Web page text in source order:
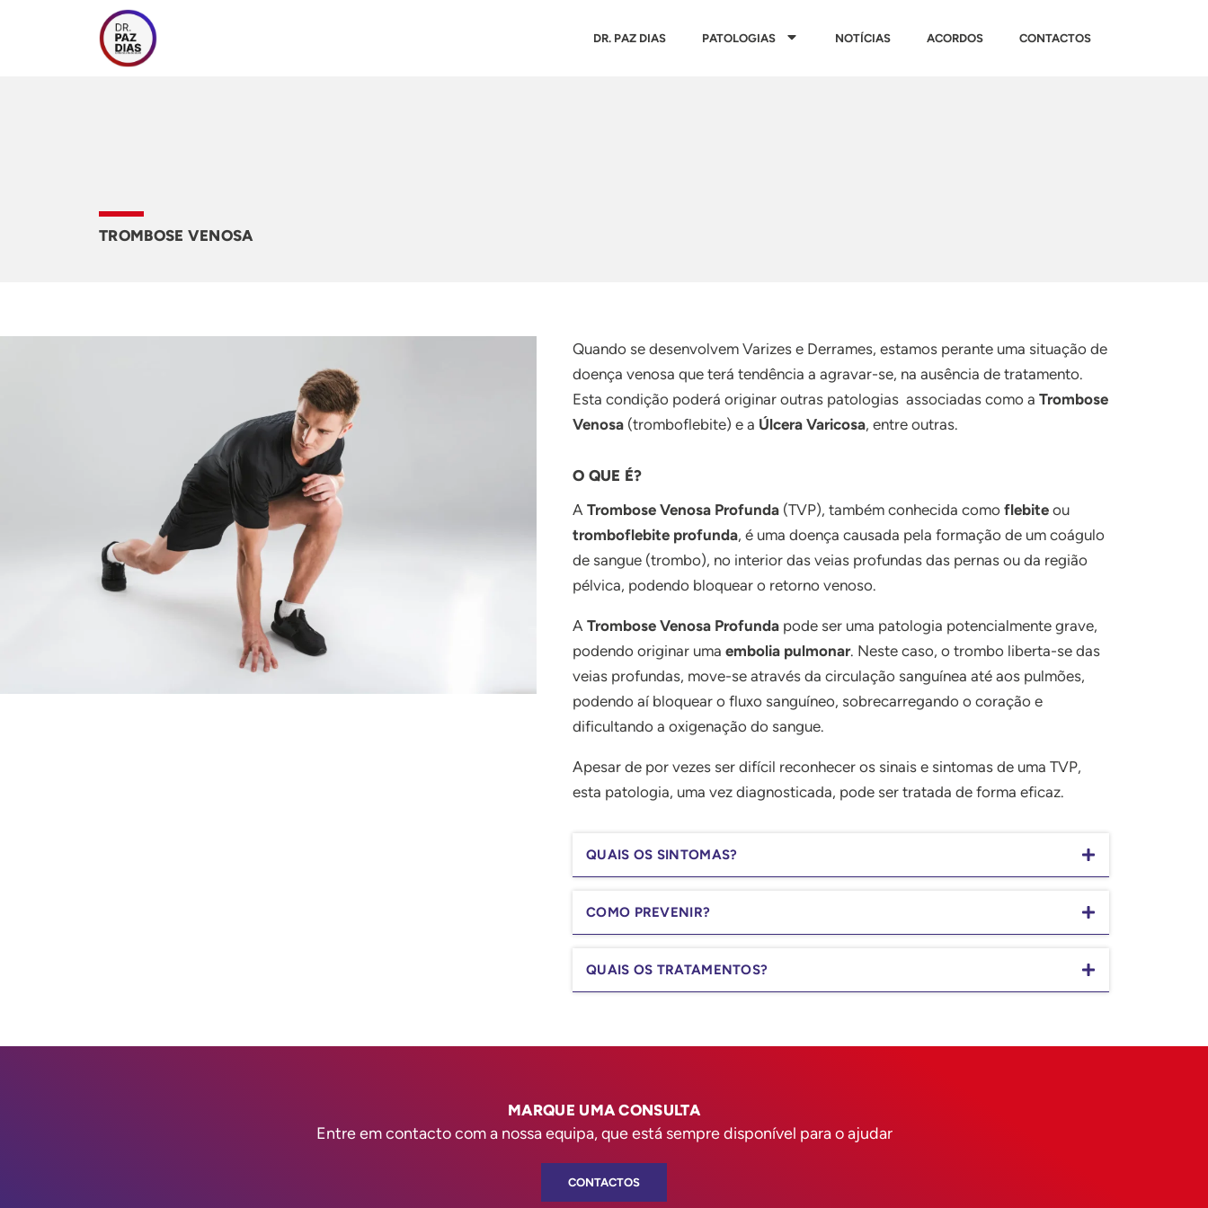
DR. PAZ DIAS PATOLOGIAS NOTÍCIAS ACORDOS CONTACTOS
TROMBOSE VENOSA
Quando se desenvolvem Varizes e Derrames, estamos perante uma situação de
doença venosa que terá tendência a agravar-se, na ausência de tratamento.
Esta condição poderá originar outras patologias associadas como a Trombose
Venosa (tromboflebite) e a Úlcera Varicosa, entre outras.
O QUE É?
A Trombose Venosa Profunda (TVP), também conhecida como flebite ou
tromboflebite profunda, é uma doença causada pela formação de um coágulo
de sangue (trombo), no interior das veias profundas das pernas ou da região
pélvica, podendo bloquear o retorno venoso.
A Trombose Venosa Profunda pode ser uma patologia potencialmente grave,
podendo originar uma embolia pulmonar. Neste caso, o trombo liberta-se das
veias profundas, move-se através da circulação sanguínea até aos pulmões,
podendo aí bloquear o fluxo sanguíneo, sobrecarregando o coração e
dificultando a oxigenação do sangue.
Apesar de por vezes ser difícil reconhecer os sinais e sintomas de uma TVP,
esta patologia, uma vez diagnosticada, pode ser tratada de forma eficaz.
QUAIS OS SINTOMAS?
COMO PREVENIR?
QUAIS OS TRATAMENTOS?
MARQUE UMA CONSULTA
Entre em contacto com a nossa equipa, que está sempre disponível para o ajudar
CONTACTOS